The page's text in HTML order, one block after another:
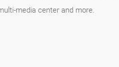
media center and more.